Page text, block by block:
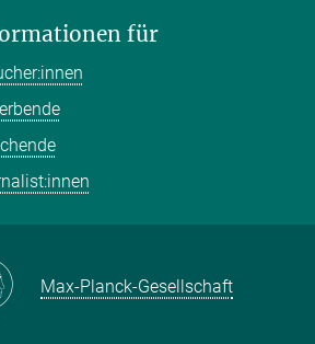
für
Max-Planck-Gesellschaft